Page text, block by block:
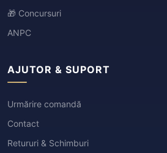
🎁 Concursuri
ANPC
AJUTOR & SUPORT
Urmărire comandă
Contact
Retururi & Schimburi